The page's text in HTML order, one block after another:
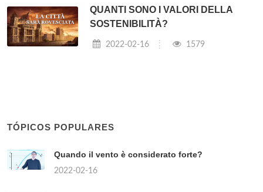
QUANTI SONO I VALORI DELLA
SOSTENIBILITÀ?
2022-02-16 1579
TÓPICOS POPULARES
Quando il vento è considerato forte?
2022-02-16